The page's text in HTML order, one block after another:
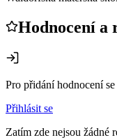
Hodnocení a
Pro přidání hodnocení
Přihlásit se
Zatím zde nejsou žádné